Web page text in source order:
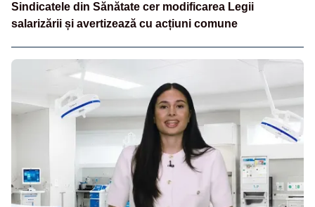
Sindicatele din Sănătate cer modificarea Legii
salarizării și avertizează cu acțiuni comune